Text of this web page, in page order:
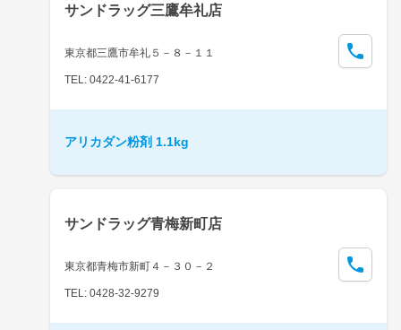
サンドラッグ三鷹牟礼店
東京都三鷹市牟礼５－８－１１
TEL: 0422-41-6177
アリカダン粉剤 1.1kg
サンドラッグ青梅新町店
東京都青梅市新町４－３０－２
TEL: 0428-32-9279